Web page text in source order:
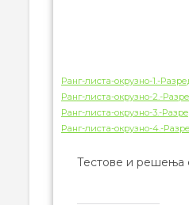
Ранг-листа-окрузно-1.-
Ранг-листа-окрузно-2.-
Ранг-листа-окрузно-3.-
Ранг-листа-окрузно-4.-
Тестове и решења